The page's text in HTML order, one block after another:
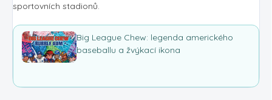
sportovních stadionů.
Big League Chew: legenda amerického
baseballu a žvýkací ikona